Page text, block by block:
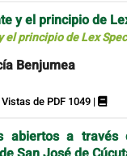
y el principio de
principio de Lex
Benjumea
Vistas de PDF 1049 |
abiertos a